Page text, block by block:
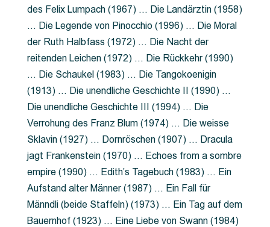
des Felix Lumpach (1967) … Die Landärztin (1958)
… Die Legende von Pinocchio (1996) … Die Moral
der Ruth Halbfass (1972) … Die Nacht der
reitenden Leichen (1972) … Die Rückkehr (1990)
… Die Schaukel (1983) … Die Tangokoenigin
(1913) … Die unendliche Geschichte II (1990) …
Die unendliche Geschichte III (1994) … Die
Verrohung des Franz Blum (1974) … Die weisse
Sklavin (1927) … Dornröschen (1907) … Dracula
jagt Frankenstein (1970) … Echoes from a sombre
empire (1990) … Edith’s Tagebuch (1983) … Ein
Aufstand alter Männer (1987) … Ein Fall für
Männdli (beide Staffeln) (1973) … Ein Tag auf dem
Bauernhof (1923) … Eine Liebe von Swann (1984)